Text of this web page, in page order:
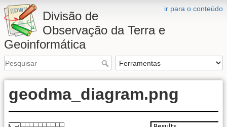
ir para o conteúdo
Divisão de
Observação da Terra e
Geoinformática
geodma_diagram.png